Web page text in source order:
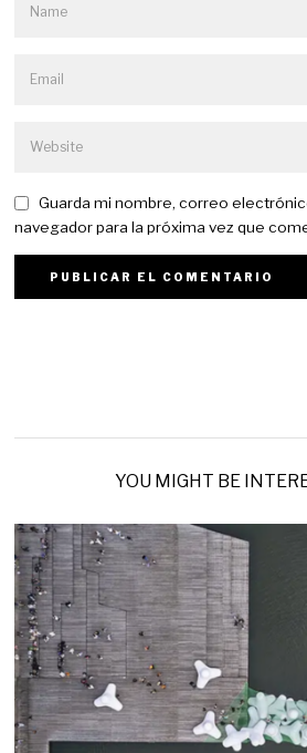
Guarda mi nombre, correo
navegador para la próxima vez que
YOU MIGHT BE